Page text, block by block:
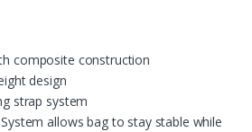
composite construction
design
strap system
allows bag to stay stable while